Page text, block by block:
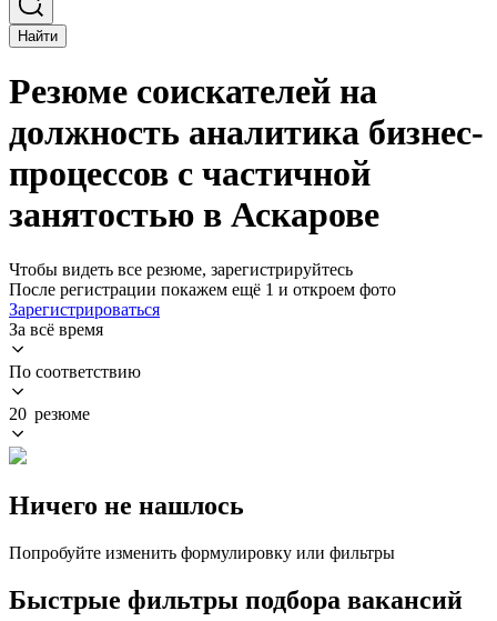
Найти
Резюме соискателей на
должность аналитика бизнес-
процессов с частичной
занятостью в Аскарове
Чтобы видеть все резюме, зарегистрируйтесь
После регистрации покажем ещё 1 и откроем фото
Зарегистрироваться
За всё время
По соответствию
20 резюме
Ничего не нашлось
Попробуйте изменить формулировку или фильтры
Быстрые фильтры подбора вакансий